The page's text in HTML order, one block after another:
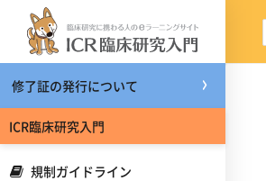
メインコンテンツへスキップする
修了証の発行について
ICR臨床研究入門
規制ガイドライン